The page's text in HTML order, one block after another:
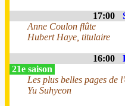
17:00
Anne Coulon flûte
Hubert Haye, titulaire
16:00
21e saison
Les plus belles pages de
Yu Suhyeon